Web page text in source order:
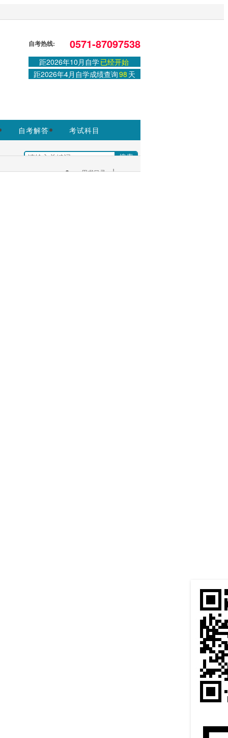
官方信息以浙江教育考试院
登录或注册|学习中心
自考热线: 0571-87097538
距2026年10月自学已经开始
距2026年4月自学成绩查询98 天
自考解答 考试科目
用书目录 |